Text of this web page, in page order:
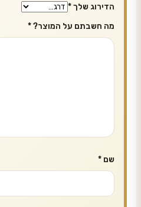
הדירוג שלך*
מה חשבתם על המוצר?*
שם *